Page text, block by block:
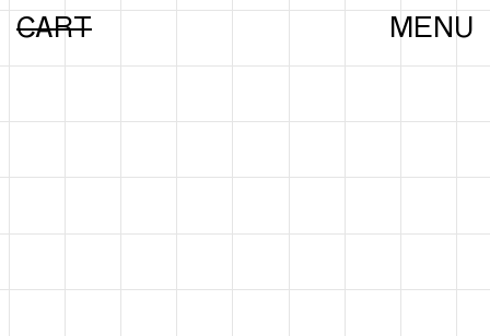
CART MENU